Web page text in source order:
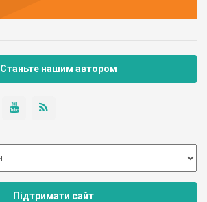
Станьте нашим автором
Підтримати сайт